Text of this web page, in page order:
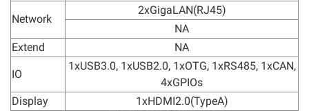
Network
2xGigaLAN(RJ45)
NA
Extend
NA
IO
1xUSB3.0, 1xUSB2.0, 1xOTG, 1xRS485, 1xCAN,
4xGPIOs
Display
1xHDMI2.0(TypeA)